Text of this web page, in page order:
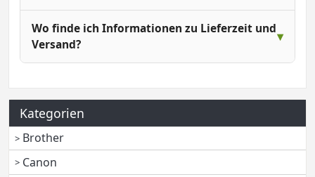
Wo finde ich Informationen zu Lieferzeit und
Versand?
Kategorien
Brother
Canon